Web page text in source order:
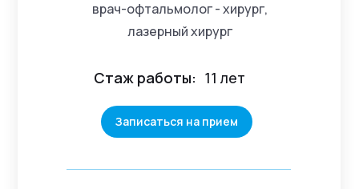
врач-офтальмолог - хирург,
лазерный хирург
Стаж работы: 11 лет
Записаться на прием